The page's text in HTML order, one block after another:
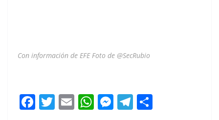
Con información de EFE Foto de @SecRubio
F T E W M T